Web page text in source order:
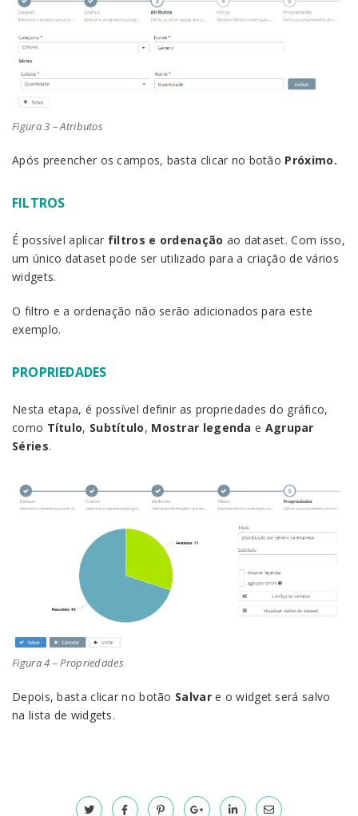
Figura 3 – Atributos
Após preencher os campos, basta clicar no botão Próximo.
FILTROS
É possível aplicar filtros e ordenação ao dataset. Com isso,
um único dataset pode ser utilizado para a criação de vários
widgets.
O filtro e a ordenação não serão adicionados para este
exemplo.
PROPRIEDADES
Nesta etapa, é possível definir as propriedades do gráfico,
como Título, Subtítulo, Mostrar legenda e Agrupar
Séries.
Figura 4 – Propriedades
Depois, basta clicar no botão Salvare o widget será salvo
na lista de widgets.